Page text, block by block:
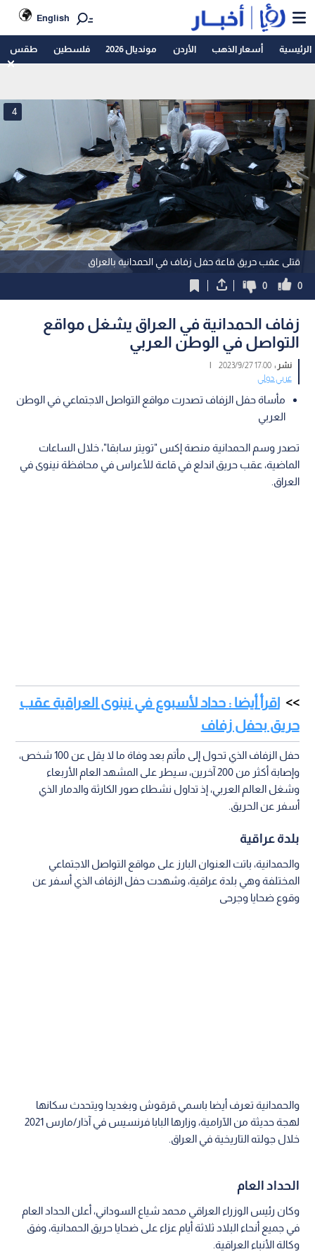
English
الرئيسية أسعار الذهب الأردن مونديال 2026 فلسطين طقس
قتلى عقب حريق قاعة حفل زفاف في الحمدانية بالعراق
4
0
0
زفاف الحمدانية في العراق يشغل مواقع
التواصل في الوطن العربي
نشر :17:00 2023/9/27
|
عربي دولي
مأساة حفل الزفاف تصدرت مواقع التواصل الاجتماعي في الوطن
العربي
تصدر وسم الحمدانية منصة إكس "تويتر سابقا"، خلال الساعات
الماضية، عقب حريق اندلع في قاعة للأعراس في محافظة نينوى في
العراق.
اقرأ أيضا : حداد لأسبوع في نينوى العراقية عقب
حريق بحفل زفاف
حفل الزفاف الذي تحول إلى مأتم بعد وفاة ما لا يقل عن 100 شخص،
وإصابة أكثر من 200 آخرين، سيطر على المشهد العام الأربعاء
وشغل العالم العربي، إذ تداول نشطاء صور الكارثة والدمار الذي
أسفر عن الحريق.
بلدة عراقية
والحمدانية، باتت العنوان البارز على مواقع التواصل الاجتماعي
المختلفة وهي بلدة عراقية، وشهدت حفل الزفاف الذي أسفر عن
وقوع ضحايا وجرحى
والحمدانية تعرف أيضا باسمي قرقوش وبغديدا ويتحدث سكانها
لهجة حديثة من الآرامية، وزارها البابا فرنسيس في آذار/مارس 2021
خلال جولته التاريخية في العراق.
الحداد العام
وكان رئيس الوزراء العراقي محمد شياع السوداني، أعلن الحداد العام
في جميع أنحاء البلاد ثلاثة أيام عزاء على ضحايا حريق الحمدانية، وفق
وكالة الأنباء العراقية.